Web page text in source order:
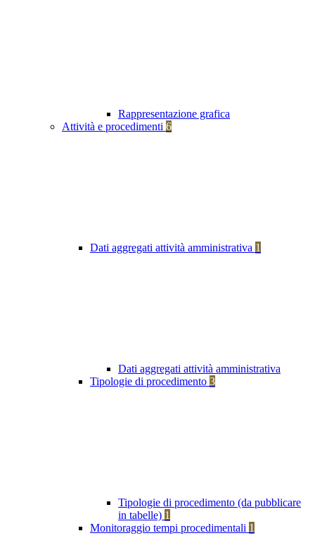
Rappresentazione grafica
Attività e procedimenti 6
Dati aggregati attività amministrativa 1
Dati aggregati attività amministrativa
Tipologie di procedimento 3
Tipologie di procedimento (da pubblicare
in tabelle) 1
Monitoraggio tempi procedimentali 1